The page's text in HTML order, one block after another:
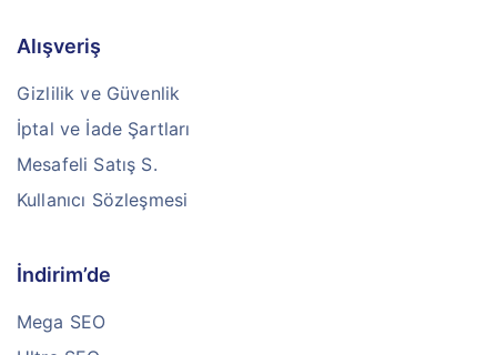
Alışveriş
Gizlilik ve Güvenlik
İptal ve İade Şartları
Mesafeli Satış S.
Kullanıcı Sözleşmesi
İndirim’de
Mega SEO